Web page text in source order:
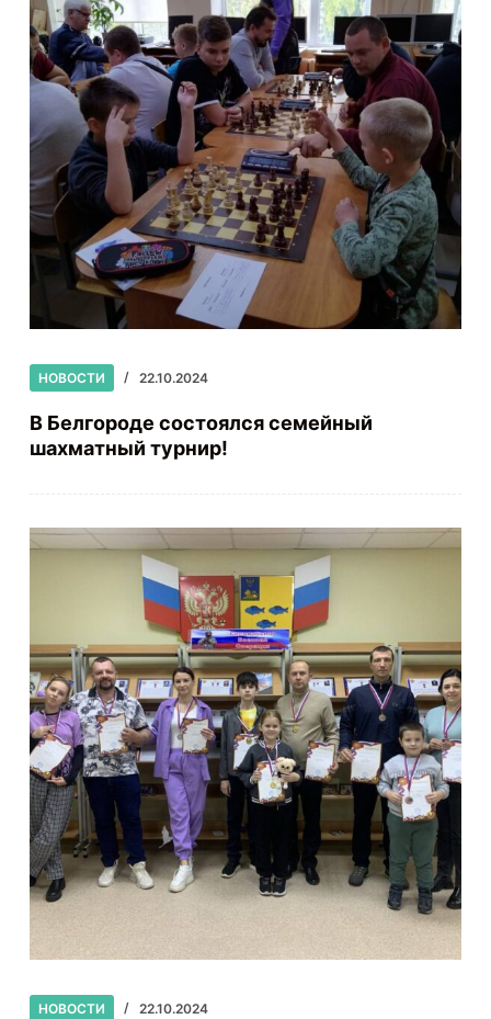
НОВОСТИ 22.10.2024
В Белгороде состоялся семейный
шахматный турнир!
НОВОСТИ 22.10.2024